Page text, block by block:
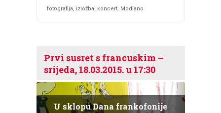
fotografija, izložba, koncert, Modiano
Prvi susret s francuskim –
srijeda, 18.03.2015. u 17:30
U sklopu Dana frankofonije